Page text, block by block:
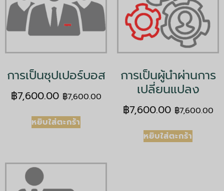
การเป็นซุปเปอร์บอส
฿7,600.00 ฿7,600.00
หยิบใส่ตะกร้า
การเป็นผู้นำผ่านการ
เปลี่ยนแปลง
฿7,600.00 ฿7,600.00
หยิบใส่ตะกร้า